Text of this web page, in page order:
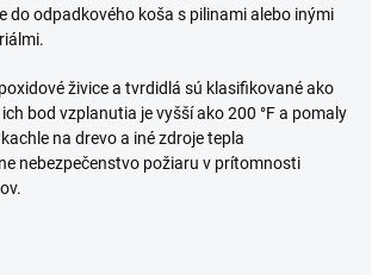
do odpadkového koša s pilinami alebo inými
živice a tvrdidlá sú klasifikované ako
bod vzplanutia je vyšší ako 200 °F a pomaly
na drevo a iné zdroje tepla
nebezpečenstvo požiaru v prítomnosti